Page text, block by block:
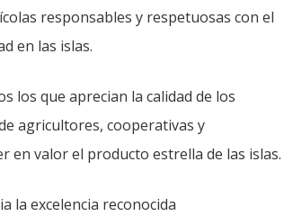
responsables y respetuosas con el
en las islas.
los que aprecian la calidad de los
agricultores, cooperativas y
en valor el producto estrella de las islas.
la excelencia reconocida